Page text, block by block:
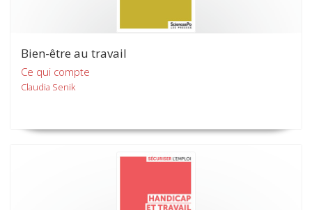
Bien-être au travail
Ce qui compte
Claudia Senik